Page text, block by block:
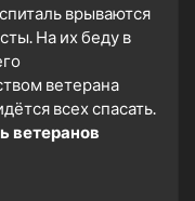
врываются
На их беду в
ветерана
всех спасать.
ветеранов